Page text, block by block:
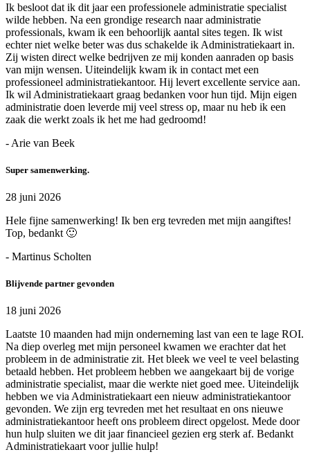
Ik besloot dat ik dit jaar een professionele administratie specialist
wilde hebben. Na een grondige research naar administratie
professionals, kwam ik een behoorlijk aantal sites tegen. Ik wist
echter niet welke beter was dus schakelde ik Administratiekaart in.
Zij wisten direct welke bedrijven ze mij konden aanraden op basis
van mijn wensen. Uiteindelijk kwam ik in contact met een
professioneel administratiekantoor. Hij levert excellente service aan.
Ik wil Administratiekaart graag bedanken voor hun tijd. Mijn eigen
administratie doen leverde mij veel stress op, maar nu heb ik een
zaak die werkt zoals ik het me had gedroomd!
- Arie van Beek
Super samenwerking.
28 juni 2026
Hele fijne samenwerking! Ik ben erg tevreden met mijn aangiftes!
Top, bedankt 🙂
- Martinus Scholten
Blijvende partner gevonden
18 juni 2026
Laatste 10 maanden had mijn onderneming last van een te lage ROI.
Na diep overleg met mijn personeel kwamen we erachter dat het
probleem in de administratie zit. Het bleek we veel te veel belasting
betaald hebben. Het probleem hebben we aangekaart bij de vorige
administratie specialist, maar die werkte niet goed mee. Uiteindelijk
hebben we via Administratiekaart een nieuw administratiekantoor
gevonden. We zijn erg tevreden met het resultaat en ons nieuwe
administratiekantoor heeft ons probleem direct opgelost. Mede door
hun hulp sluiten we dit jaar financieel gezien erg sterk af. Bedankt
Administratiekaart voor jullie hulp!